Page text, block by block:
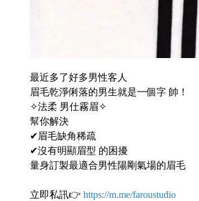
最近多了好多男性客人
眉毛乾淨俐落的男生就是一個字 帥！
✧法柔 男仕霧眉✧
幫你解決
✔眉毛缺角稀疏
✔沒有明顯眉型 的困擾
量身訂製最適合男性陽剛氣場的眉毛
立即私訊👉 https://m.me/faroustudio